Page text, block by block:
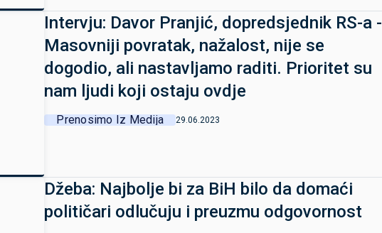
Intervju: Davor Pranjić, dopredsjednik RS-a -
Masovniji povratak, nažalost, nije se
dogodio, ali nastavljamo raditi. Prioritet su
nam ljudi koji ostaju ovdje
Prenosimo Iz Medija 29.06.2023
Džeba: Najbolje bi za BiH bilo da domaći
političari odlučuju i preuzmu odgovornost